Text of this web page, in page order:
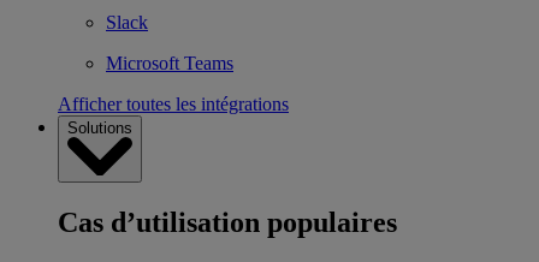
Slack
Microsoft Teams
Afficher toutes les intégrations
Solutions
Cas d’utilisation populaires